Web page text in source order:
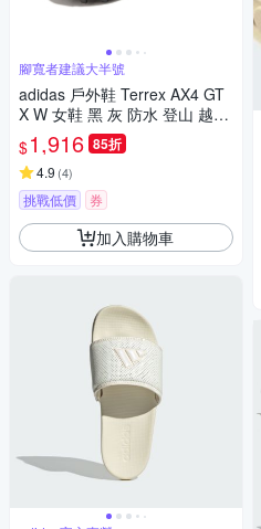
腳寬者建議大半號
adidas 戶外鞋 Terrex AX4 GT
X W 女鞋 黑 灰 防水 登山 越野
郊山 愛迪達 HQ1051
$1,916 85折
4.9 (4)
挑戰低價 券
加入購物車